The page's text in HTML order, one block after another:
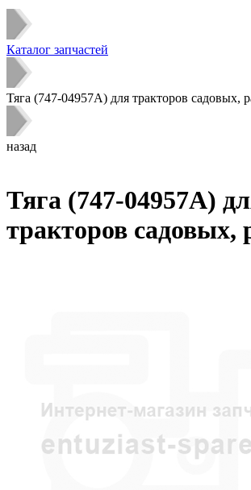
Каталог запчастей
Тяга (747-04957A) для тракторов садовых,
назад
Тяга (747-04957A)
тракторов садовых,